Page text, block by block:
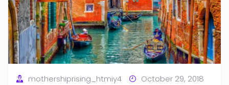
mothershiprising_htmiy4
October 29, 2018